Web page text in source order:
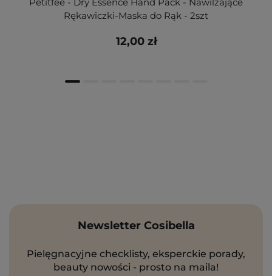
Rękawiczki-Maska do Rąk - 2szt
12,00 zł
Newsletter Cosibella
Pielęgnacyjne checklisty, eksperckie porady,
beauty nowości - prosto na maila!